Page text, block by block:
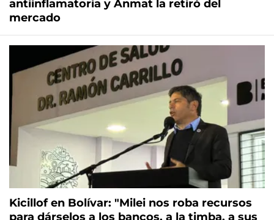
antiinflamatoria y Anmat la retiró del
mercado
Kicillof en Bolívar: "Milei nos roba recursos
para dárselos a los bancos, a la timba, a sus